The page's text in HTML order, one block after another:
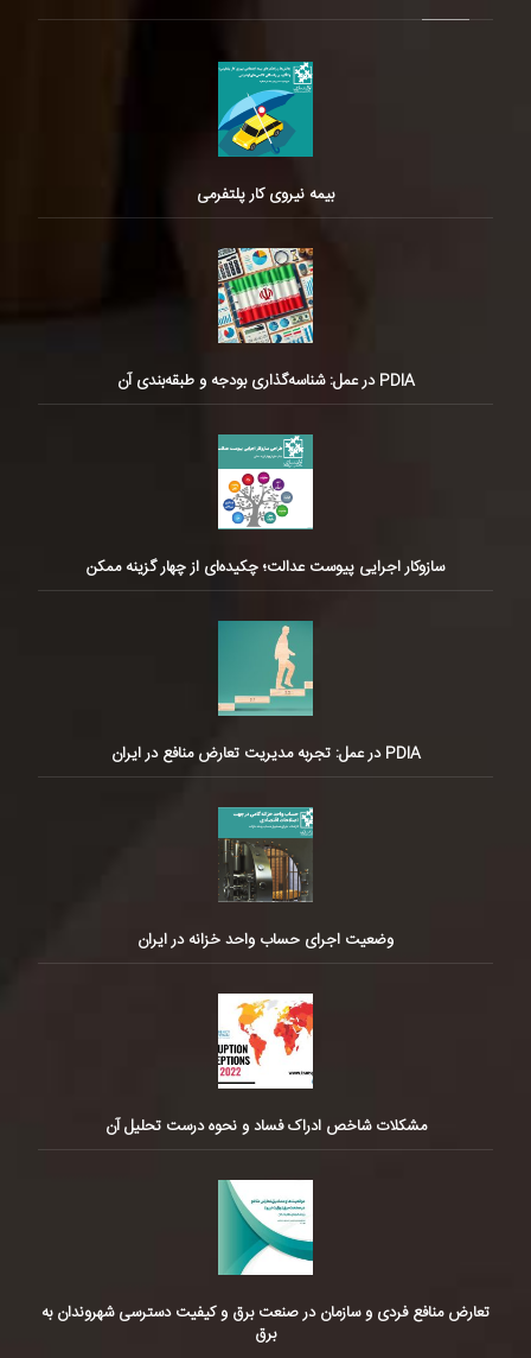
بیمه نیروی کار پلتفرمی
PDIA در عمل: شناسه‌گذاری بودجه و طبقه‌بندی آن
سازوکار اجرایی پیوست عدالت؛ چکیده‌ای از چهار گزینه ممکن
PDIA در عمل: تجربه مدیریت تعارض منافع در ایران
وضعیت اجرای حساب واحد خزانه در ایران
مشکلات شاخص ادراک فساد و نحوه درست تحلیل آن
تعارض منافع فردی و سازمان در صنعت برق و کیفیت دسترسی شهروندان به
برق